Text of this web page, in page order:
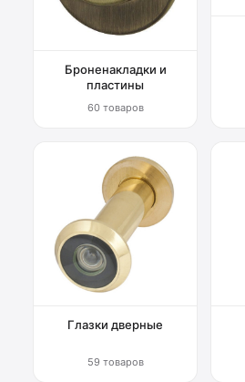
Броненакладки и
пластины
60 товаров
Глазки дверные
59 товаров